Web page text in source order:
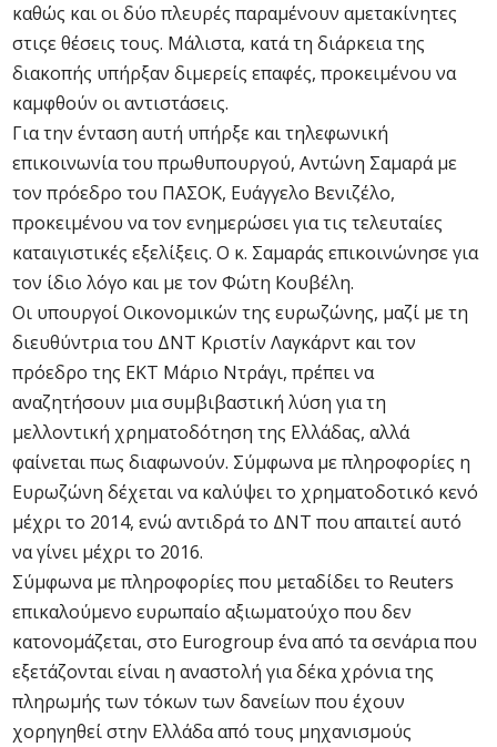
καθώς και οι δύο πλευρές παραμένουν αμετακίνητες
στιςε θέσεις τους. Μάλιστα, κατά τη διάρκεια της
διακοπής υπήρξαν διμερείς επαφές, προκειμένου να
καμφθούν οι αντιστάσεις.
Για την ένταση αυτή υπήρξε και τηλεφωνική
επικοινωνία του πρωθυπουργού, Αντώνη Σαμαρά με
τον πρόεδρο του ΠΑΣΟΚ, Ευάγγελο Βενιζέλο,
προκειμένου να τον ενημερώσει για τις τελευταίες
καταιγιστικές εξελίξεις. Ο κ. Σαμαράς επικοινώνησε για
τον ίδιο λόγο και με τον Φώτη Κουβέλη.
Οι υπουργοί Οικονομικών της ευρωζώνης, μαζί με τη
διευθύντρια του ΔΝΤ Κριστίν Λαγκάρντ και τον
πρόεδρο της ΕΚΤ Μάριο Ντράγι, πρέπει να
αναζητήσουν μια συμβιβαστική λύση για τη
μελλοντική χρηματοδότηση της Ελλάδας, αλλά
φαίνεται πως διαφωνούν. Σύμφωνα με πληροφορίες η
Ευρωζώνη δέχεται να καλύψει το χρηματοδοτικό κενό
μέχρι το 2014, ενώ αντιδρά το ΔΝΤ που απαιτεί αυτό
να γίνει μέχρι το 2016.
Σύμφωνα με πληροφορίες που μεταδίδει το Reuters
επικαλούμενο ευρωπαίο αξιωματούχο που δεν
κατονομάζεται, στο Eurogroup ένα από τα σενάρια που
εξετάζονται είναι η αναστολή για δέκα χρόνια της
πληρωμής των τόκων των δανείων που έχουν
χορηγηθεί στην Ελλάδα από τους μηχανισμούς